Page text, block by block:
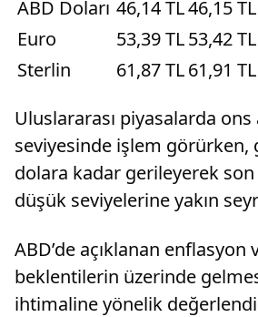
ABD Doları 46,14 TL46,15 TL
Euro
53,39 TL53,42 TL
Sterlin
61,87 TL61,91 TL
Uluslararası piyasalarda ons
seviyesinde işlem görürken,
dolara kadar gerileyerek
düşük seviyelerine yakın
ABD’de açıklanan enflasyon
beklentilerin üzerinde
ihtimaline yönelik